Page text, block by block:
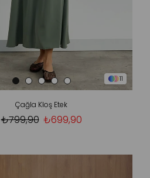
11
Çağla Kloş Etek
₺699,90
₺799,90